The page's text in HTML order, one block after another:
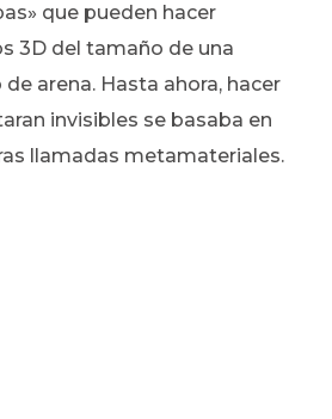
que pueden hacer
3D del tamaño de una
arena. Hasta ahora, hacer
invisibles se basaba en
llamadas metamateriales.